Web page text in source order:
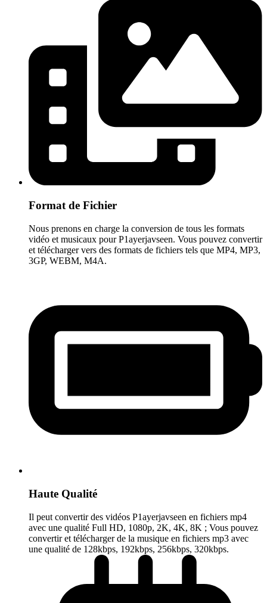
Format de Fichier
Nous prenons en charge la conversion de tous les formats
vidéo et musicaux pour P1ayerjavseen. Vous pouvez convertir
et télécharger vers des formats de fichiers tels que MP4, MP3,
3GP, WEBM, M4A.
Haute Qualité
Il peut convertir des vidéos P1ayerjavseen en fichiers mp4
avec une qualité Full HD, 1080p, 2K, 4K, 8K ; Vous pouvez
convertir et télécharger de la musique en fichiers mp3 avec
une qualité de 128kbps, 192kbps, 256kbps, 320kbps.